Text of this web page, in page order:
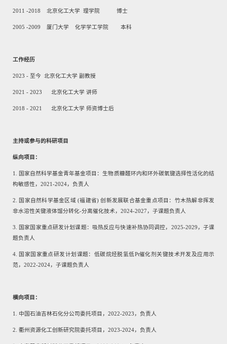
2011 -2018 北京化工大学 理学院 博士
2005 -2009 厦门大学 化学学工学院 本科
工作经历
2023 - 至今 北京化工大学 副教授
2021 - 2023 北京化工大学 讲师
2018 - 2021 北京化工大学 师资博士后
主持或参与的科研项目
纵向项目：
1.
国家自然科学基金青年基金项目：生物质糠醛环内和环外碳氧键选择性活化的结
构敏感性， 2021-2024，负责人
2. 国家自然科学基金区域 (福建省)创新发展联合基金重点项目：竹木热解非挥发
非水溶性关键液体馏分转化-分离催化技术， 2024-2027 ，子课题负责人
3. 国家国家重点研发计划课题：吸热反应与快速补热协同调控， 2025-2029 ，子课
题负责人
4. 国家国家重点研发计划课题：低碳烷烃脱氢低Pt催化剂关键技术开发及应用示
范， 2022-2024，子课题负责人
横向项目：
1. 中国石油吉林石化分公司委托项目， 2022-2023 ，负责人
2. 衢州资源化工创新研究院委托项目， 2023-2024，负责人